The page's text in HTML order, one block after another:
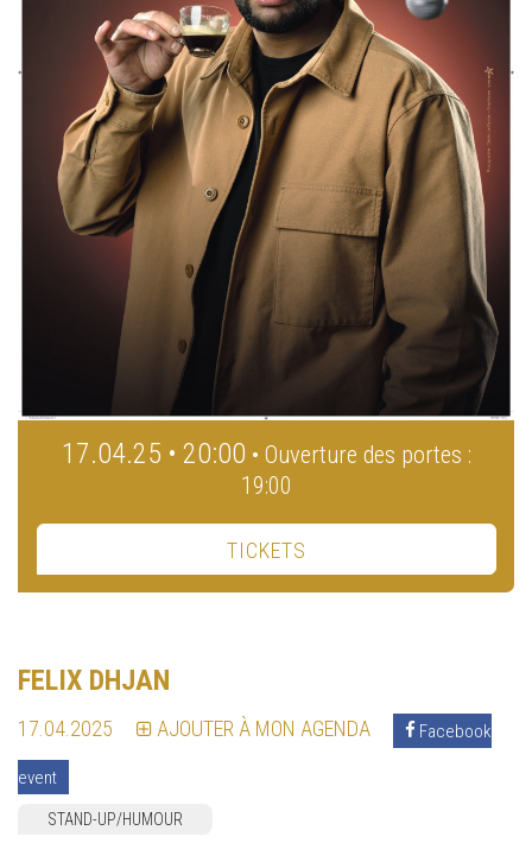
17.04.25 • 20:00 • Ouverture des portes :
19:00
TICKETS
FELIX DHJAN
17.04.2025 AJOUTER À MON AGENDA Facebook
event
STAND-UP/HUMOUR